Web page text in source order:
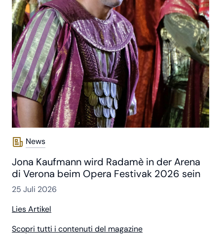
News
Jona Kaufmann wird Radamè in der Arena
di Verona beim Opera Festivak 2026 sein
25 Juli 2026
Lies Artikel
Scopri tutti i contenuti del magazine